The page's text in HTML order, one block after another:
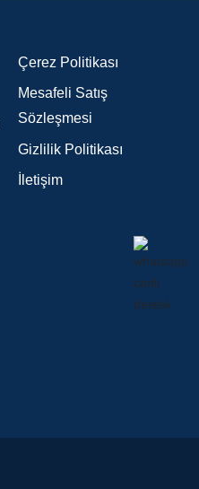
Çerez Politikası
Mesafeli Satış
Sözleşmesi
Gizlilik Politikası
İletişim